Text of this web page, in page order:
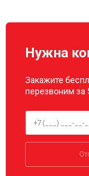
Нужна
Закажите
перезвоним за